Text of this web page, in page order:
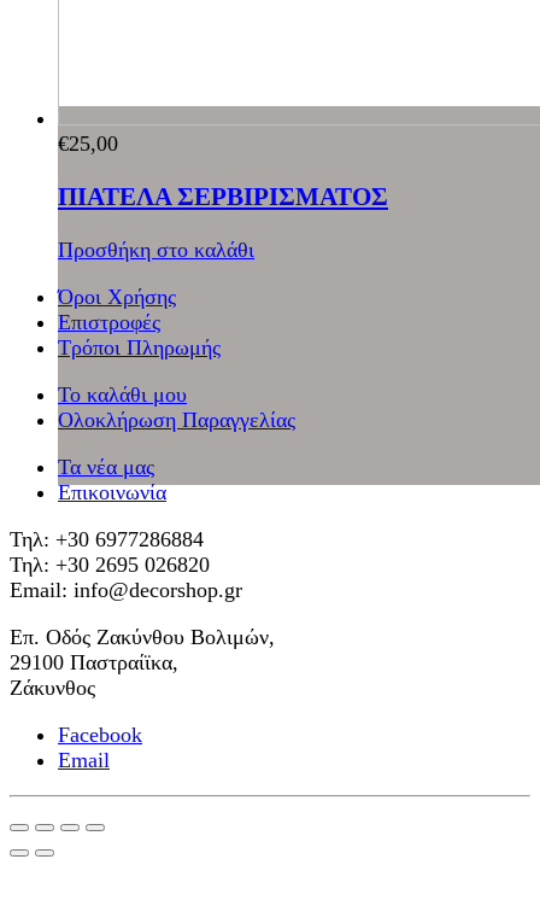
€25,00
ΠΙΑΤΕΛΑ ΣΕΡΒΙΡΙΣΜΑΤΟΣ
Προσθήκη στο καλάθι
Όροι Χρήσης
Επιστροφές
Τρόποι Πληρωμής
Το καλάθι μου
Ολοκλήρωση Παραγγελίας
Τα νέα μας
Επικοινωνία
Τηλ: +30 6977286884
Τηλ: +30 2695 026820
Email: info@decorshop.gr
Επ. Οδός Ζακύνθου Βολιμών,
29100 Παστραίϊκα,
Ζάκυνθος
Facebook
Email